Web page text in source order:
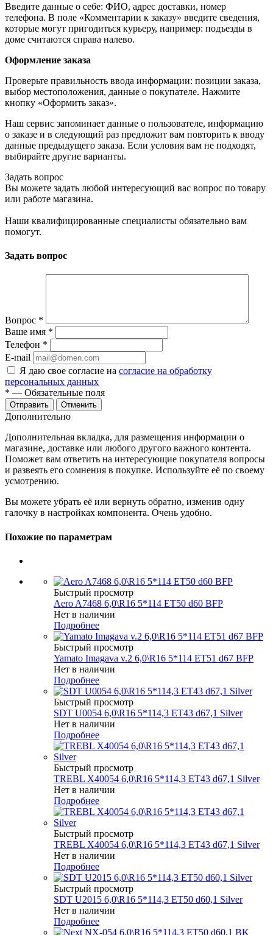
Введите данные о себе: ФИО, адрес доставки, номер
телефона. В поле «Комментарии к заказу» введите сведения,
которые могут пригодиться курьеру, например: подъезды в
доме считаются справа налево.
Оформление заказа
Проверьте правильность ввода информации: позиции заказа,
выбор местоположения, данные о покупателе. Нажмите
кнопку «Оформить заказ».
Наш сервис запоминает данные о пользователе, информацию
о заказе и в следующий раз предложит вам повторить к вводу
данные предыдущего заказа. Если условия вам не подходят,
выбирайте другие варианты.
Задать вопрос
Вы можете задать любой интересующий вас вопрос по товару
или работе магазина.
Наши квалифицированные специалисты обязательно вам
помогут.
Задать вопрос
Вопрос *
Ваше имя *
Телефон *
E-mail
Я даю свое согласие на согласие на обработку
персональных данных
* — Обязательные поля
Отменить
Дополнительно
Дополнительная вкладка, для размещения информации о
магазине, доставке или любого другого важного контента.
Поможет вам ответить на интересующие покупателя вопросы
и развеять его сомнения в покупке. Используйте её по своему
усмотрению.
Вы можете убрать её или вернуть обратно, изменив одну
галочку в настройках компонента. Очень удобно.
Похожие по параметрам
Быстрый просмотр
Aero A7468 6,0\R16 5*114 ET50 d60 BFP
Нет в наличии
Подробнее
Быстрый просмотр
Yamato Imagava v.2 6,0\R16 5*114 ET51 d67 BFP
Нет в наличии
Подробнее
Быстрый просмотр
SDT U0054 6,0\R16 5*114,3 ET43 d67,1 Silver
Нет в наличии
Подробнее
Быстрый просмотр
TREBL X40054 6,0\R16 5*114,3 ET43 d67,1 Silver
Нет в наличии
Подробнее
Быстрый просмотр
TREBL X40054 6,0\R16 5*114,3 ET43 d67,1 Silver
Нет в наличии
Подробнее
Быстрый просмотр
SDT U2015 6,0\R16 5*114,3 ET50 d60,1 Silver
Нет в наличии
Подробнее